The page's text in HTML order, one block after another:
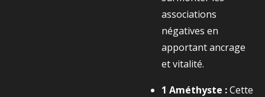
associations
négatives en
apportant ancrage
et vitalité.
1 Améthyste :Cette